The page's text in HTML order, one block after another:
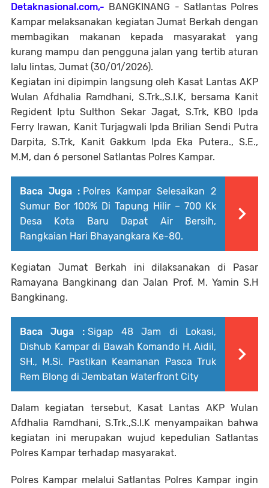
Detaknasional.com,- BANGKINANG - Satlantas Polres
Kampar melaksanakan kegiatan Jumat Berkah dengan
membagikan makanan kepada masyarakat yang
kurang mampu dan pengguna jalan yang tertib aturan
lalu lintas, Jumat (30/01/2026).
Kegiatan ini dipimpin langsung oleh Kasat Lantas AKP
Wulan Afdhalia Ramdhani, S.Trk.,S.I.K, bersama Kanit
Regident Iptu Sulthon Sekar Jagat, S.Trk, KBO Ipda
Ferry Irawan, Kanit Turjagwali Ipda Brilian Sendi Putra
Darpita, S.Trk, Kanit Gakkum Ipda Eka Putera., S.E.,
M.M, dan 6 personel Satlantas Polres Kampar.
Baca Juga : Polres Kampar Selesaikan 2
Sumur Bor 100% Di Tapung Hilir – 700 Kk
Desa Kota Baru Dapat Air Bersih,
Rangkaian Hari Bhayangkara Ke-80.
Kegiatan Jumat Berkah ini dilaksanakan di Pasar
Ramayana Bangkinang dan Jalan Prof. M. Yamin S.H
Bangkinang.
Baca Juga : Sigap 48 Jam di Lokasi,
Dishub Kampar di Bawah Komando H. Aidil,
SH., M.Si. Pastikan Keamanan Pasca Truk
Rem Blong di Jembatan Waterfront City
Dalam kegiatan tersebut, Kasat Lantas AKP Wulan
Afdhalia Ramdhani, S.Trk.,S.I.K menyampaikan bahwa
kegiatan ini merupakan wujud kepedulian Satlantas
Polres Kampar terhadap masyarakat.
Polres Kampar melalui Satlantas Polres Kampar ingin